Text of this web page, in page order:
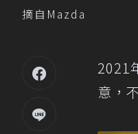
摘自Mazda
2021
意，